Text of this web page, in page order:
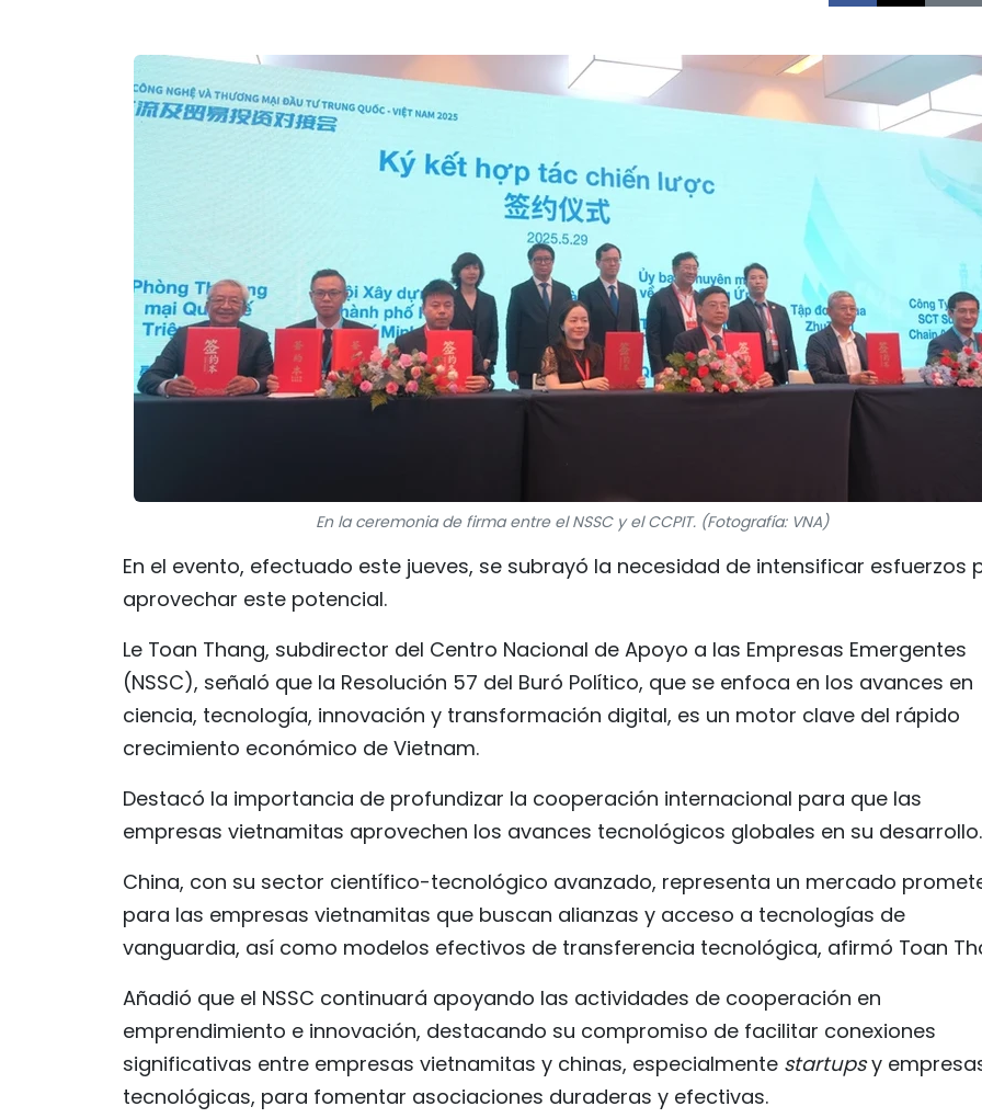
En la ceremonia de firma entre el NSSC y el CCPIT. (Fotografía: VNA)
En el evento, efectuado este jueves, se subrayó la necesidad de intensificar esfuerzos
aprovechar este potencial.
Le Toan Thang, subdirector del Centro Nacional de Apoyo a las Empresas Emergentes
(NSSC), señaló que la Resolución 57 del Buró Político, que se enfoca en los avances en
ciencia, tecnología, innovación y transformación digital, es un motor clave del rápido
crecimiento económico de Vietnam.
Destacó la importancia de profundizar la cooperación internacional para que las
empresas vietnamitas aprovechen los avances tecnológicos globales en su desarrollo.
China, con su sector científico-tecnológico avanzado, representa un mercado
para las empresas vietnamitas que buscan alianzas y acceso a tecnologías de
vanguardia, así como modelos efectivos de transferencia tecnológica, afirmó Toan
Añadió que el NSSC continuará apoyando las actividades de cooperación en
emprendimiento e innovación, destacando su compromiso de facilitar conexiones
significativas entre empresas vietnamitas y chinas, especialmente startupsy
tecnológicas, para fomentar asociaciones duraderas y efectivas.